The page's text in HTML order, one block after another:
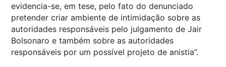
evidencia-se, em tese, pelo fato do denunciado
pretender criar ambiente de intimidação sobre as
autoridades responsáveis pelo julgamento de Jair
Bolsonaro e também sobre as autoridades
responsáveis por um possível projeto de anistia”.